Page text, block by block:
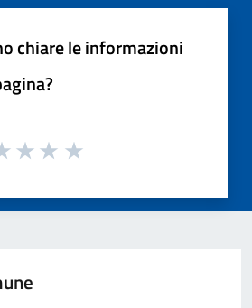
chiare le informazioni